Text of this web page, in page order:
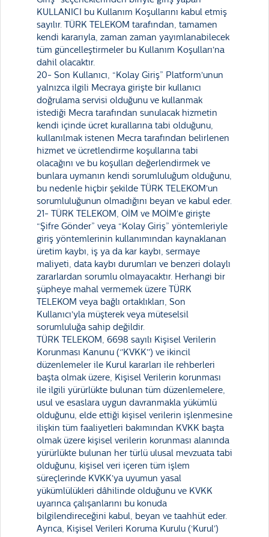
KULLANICI bu Kullanım Koşullarını kabul etmiş
sayılır. TÜRK TELEKOM tarafından, tamamen
kendi kararıyla, zaman zaman yayımlanabilecek
tüm güncelleştirmeler bu Kullanım Koşulları’na
dahil olacaktır.
20- Son Kullanıcı, “Kolay Giriş” Platform’unun
yalnızca ilgili Mecraya girişte bir kullanıcı
doğrulama servisi olduğunu ve kullanmak
istediği Mecra tarafından sunulacak hizmetin
kendi içinde ücret kurallarına tabi olduğunu,
kullanılmak istenen Mecra tarafından belirlenen
hizmet ve ücretlendirme koşullarına tabi
olacağını ve bu koşulları değerlendirmek ve
bunlara uymanın kendi sorumluluğum olduğunu,
bu nedenle hiçbir şekilde TÜRK TELEKOM’un
sorumluluğunun olmadığını beyan ve kabul eder.
21- TÜRK TELEKOM, OİM ve MOİM’e girişte
“Şifre Gönder” veya “Kolay Giriş” yöntemleriyle
giriş yöntemlerinin kullanımından kaynaklanan
üretim kaybı, iş ya da kar kaybı, sermaye
maliyeti, data kaybı durumları ve benzeri dolaylı
zararlardan sorumlu olmayacaktır. Herhangi bir
şüpheye mahal vermemek üzere TÜRK
TELEKOM veya bağlı ortaklıkları, Son
Kullanıcı’yla müşterek veya müteselsil
sorumluluğa sahip değildir.
TÜRK TELEKOM, 6698 sayılı Kişisel Verilerin
Korunması Kanunu (‘’KVKK’’) ve ikincil
düzenlemeler ile Kurul kararları ile rehberleri
başta olmak üzere, Kişisel Verilerin korunması
ile ilgili yürürlükte bulunan tüm düzenlemelere,
usul ve esaslara uygun davranmakla yükümlü
olduğunu, elde ettiği kişisel verilerin işlenmesine
ilişkin tüm faaliyetleri bakımından KVKK başta
olmak üzere kişisel verilerin korunması alanında
yürürlükte bulunan her türlü ulusal mevzuata tabi
olduğunu, kişisel veri içeren tüm işlem
süreçlerinde KVKK’ya uyumun yasal
yükümlülükleri dâhilinde olduğunu ve KVKK
uyarınca çalışanlarını bu konuda
bilgilendireceğini kabul, beyan ve taahhüt eder.
Ayrıca, Kişisel Verileri Koruma Kurulu (‘Kurul’)